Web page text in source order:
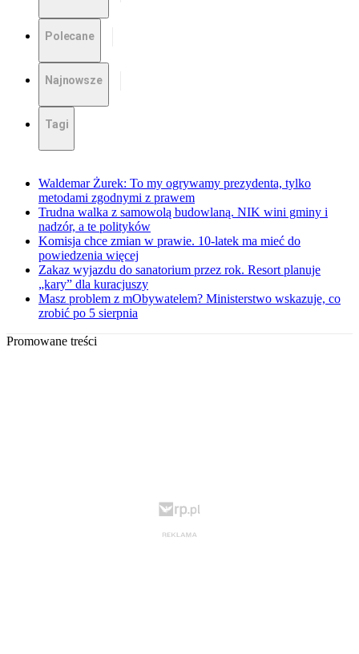
Polecane
Najnowsze
Tagi
Waldemar Żurek: To my ogrywamy prezydenta, tylko
metodami zgodnymi z prawem
Trudna walka z samowolą budowlaną. NIK wini gminy i
nadzór, a te polityków
Komisja chce zmian w prawie. 10-latek ma mieć do
powiedzenia więcej
Zakaz wyjazdu do sanatorium przez rok. Resort planuje
„kary” dla kuracjuszy
Masz problem z mObywatelem? Ministerstwo wskazuje, co
zrobić po 5 sierpnia
Promowane treści